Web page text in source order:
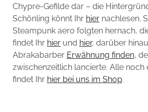
Chypre-Gefilde dar – die
Schönling könnt Ihr hiernachlesen.
Steampunk aero folgten hernach,
findet Ihr hierund hier, darüber
Abrakabarber Erwähnung finden,
zwischenzeitlich lancierte. Alle noch
findet Ihr hier bei uns im Shop.